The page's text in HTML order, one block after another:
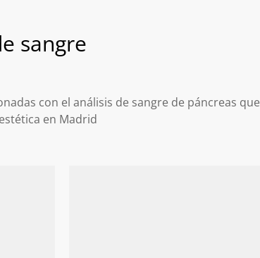
sangre
con el análisis de sangre de páncreas que
en Madrid